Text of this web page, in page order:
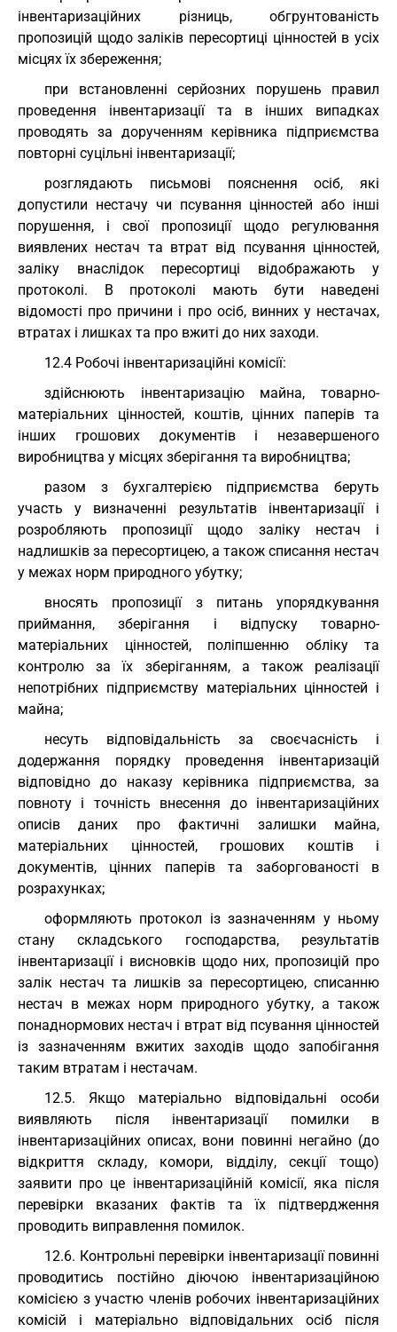
інвентаризаційних різниць, обгрунтованість
пропозицій щодо заліків пересортиці цінностей в усіх
місцях їх збереження;
при встановленні серйозних порушень правил
проведення інвентаризації та в інших випадках
проводять за дорученням керівника підприємства
повторні суцільні інвентаризації;
розглядають письмові пояснення осіб, які
допустили нестачу чи псування цінностей або інші
порушення, і свої пропозиції щодо регулювання
виявлених нестач та втрат від псування цінностей,
заліку внаслідок пересортиці відображають у
протоколі. В протоколі мають бути наведені
відомості про причини і про осіб, винних у нестачах,
втратах і лишках та про вжиті до них заходи.
12.4 Робочі інвентаризаційні комісії:
здійснюють інвентаризацію майна, товарно-
матеріальних цінностей, коштів, цінних паперів та
інших грошових документів і незавершеного
виробництва у місцях зберігання та виробництва;
разом з бухгалтерією підприємства беруть
участь у визначенні результатів інвентаризації і
розробляють пропозиції щодо заліку нестач і
надлишків за пересортицею, а також списання нестач
у межах норм природного убутку;
вносять пропозиції з питань упорядкування
приймання, зберігання і відпуску товарно-
матеріальних цінностей, поліпшенню обліку та
контролю за їх зберіганням, а також реалізації
непотрібних підприємству матеріальних цінностей і
майна;
несуть відповідальність за своєчасність і
додержання порядку проведення інвентаризацій
відповідно до наказу керівника підприємства, за
повноту і точність внесення до інвентаризаційних
описів даних про фактичні залишки майна,
матеріальних цінностей, грошових коштів і
документів, цінних паперів та заборгованості в
розрахунках;
оформляють протокол із зазначенням у ньому
стану складського господарства, результатів
інвентаризації і висновків щодо них, пропозицій про
залік нестач та лишків за пересортицею, списанню
нестач в межах норм природного убутку, а також
понаднормових нестач і втрат від псування цінностей
із зазначенням вжитих заходів щодо запобігання
таким втратам і нестачам.
12.5. Якщо матеріально відповідальні особи
виявляють після інвентаризації помилки в
інвентаризаційних описах, вони повинні негайно (до
відкриття складу, комори, відділу, секції тощо)
заявити про це інвентаризаційній комісії, яка після
перевірки вказаних фактів та їх підтвердження
проводить виправлення помилок.
12.6. Контрольні перевірки інвентаризації повинні
проводитись постійно діючою інвентаризаційною
комісією з участю членів робочих інвентаризаційних
комісій і матеріально відповідальних осіб після